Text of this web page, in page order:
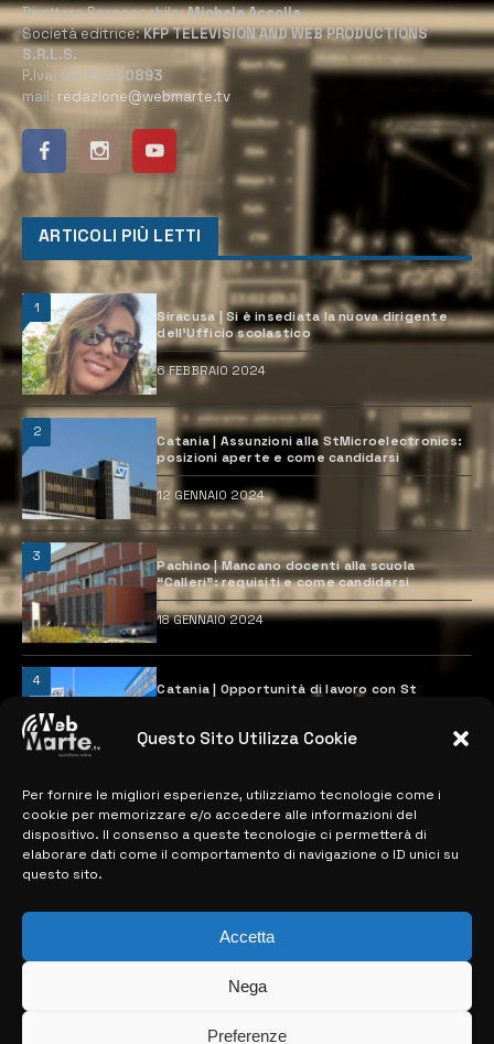
Questo Sito Utilizza Cookie
Per fornire le migliori esperienze, utilizziamo tecnologie come i
cookie per memorizzare e/o accedere alle informazioni del
dispositivo. Il consenso a queste tecnologie ci permetterà di
elaborare dati come il comportamento di navigazione o ID unici su
questo sito.
Accetta
Nega
Preferenze
Direttore Responsabile:Michele Accolla
Società editrice:KFP TELEVISION AND WEB PRODUCTIONS
S.R.L.S.
P.Iva: 02184950893
mail: redazione@webmarte.tv
ARTICOLI PIÙ LETTI
1
Siracusa | Si è insediata la nuova dirigente
dell’Ufficio scolastico
6 FEBBRAIO 2024
2
Catania | Assunzioni alla StMicroelectronics:
posizioni aperte e come candidarsi
12 GENNAIO 2024
3
Pachino | Mancano docenti alla scuola
“Calleri”: requisiti e come candidarsi
18 GENNAIO 2024
4
Catania | Opportunità di lavoro con St
28 MARZO 2024
MAPPA DEL SITO
> NOTIZIE
> CONTATTI